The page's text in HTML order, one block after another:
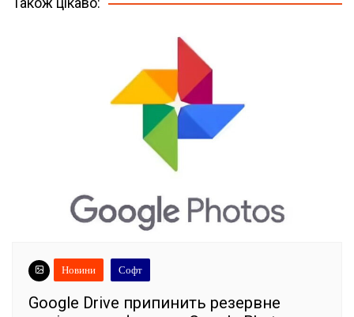
Новини Софт
Google Drive припинить резервне